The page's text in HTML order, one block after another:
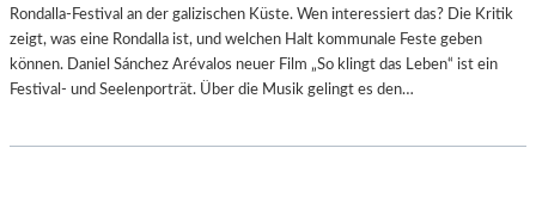
Rondalla-Festival an der galizischen Küste. Wen interessiert das? Die Kritik
zeigt, was eine Rondalla ist, und welchen Halt kommunale Feste geben
können. Daniel Sánchez Arévalos neuer Film „So klingt das Leben“ ist ein
Festival- und Seelenporträt. Über die Musik gelingt es den…